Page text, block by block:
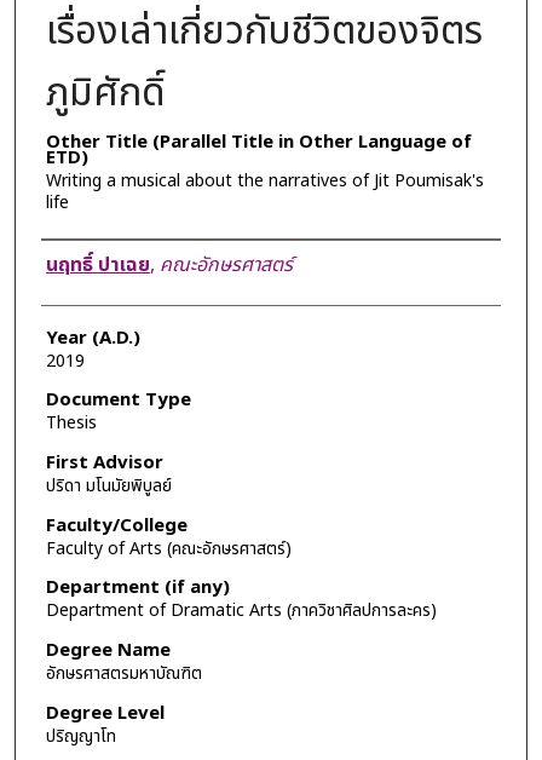
เรื่องเล่าเกี่ยวกับชีวิตของจิตร
ภูมิศักดิ์
Other Title (Parallel Title in Other Language of
ETD)
Writing a musical about the narratives of Jit Poumisak's
life
Author
นฤทธิ์ ปาเฉย, คณะอักษรศาสตร์
Year (A.D.)
2019
Document Type
Thesis
First Advisor
ปริดา มโนมัยพิบูลย์
Faculty/College
Faculty of Arts (คณะอักษรศาสตร์)
Department (if any)
Department of Dramatic Arts (ภาควิชาศิลปการละคร)
Degree Name
อักษรศาสตรมหาบัณฑิต
Degree Level
ปริญญาโท